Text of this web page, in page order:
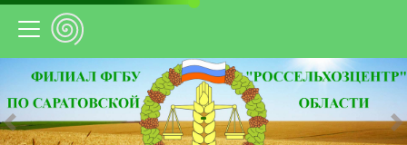
Предыдущий